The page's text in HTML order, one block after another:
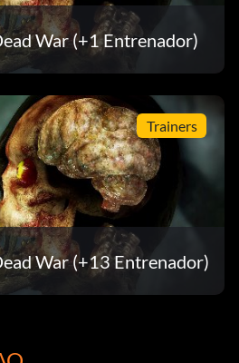
War (+1 Entrenador)
Trainers
War (+13 Entrenador)